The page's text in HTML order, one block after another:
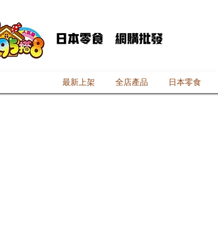
最新上架 全店產品 日本零食